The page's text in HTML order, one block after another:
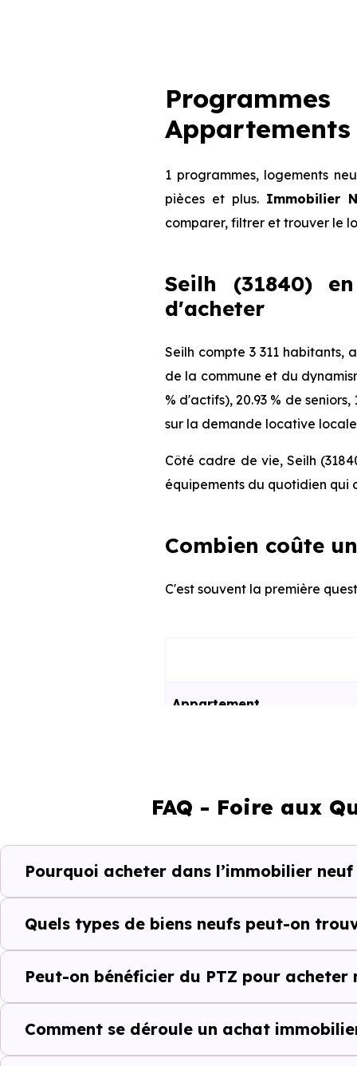
Appartements
1 programmes, logements
pièces et plus. Immobilier
comparer, filtrer et trouver le
Seilh (31840)
d'acheter
Seilh compte 3 311
de la commune et du
% d'actifs), 20.93 % de
sur la demande locative
Côté cadre de vie, Seilh
équipements du quotidien qui
Combien coûte
C'est souvent la première
Appartement
Ces prix varient selon la
Le parc résidentiel de Seilh
secondaires.
Avec 64.1 % de
complémentaires : un
d'investissement ou d'achat
Acheter dans le
FAQ - Foire aux
Pourquoi acheter dans l’immobilier neuf
Quels types de biens neufs peut-on
Peut-on bénéficier du PTZ pour acheter
Comment se déroule un achat